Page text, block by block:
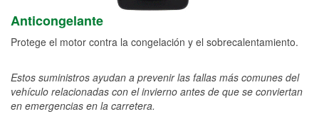
Anticongelante
Protege el motor contra la congelación y el sobrecalentamiento.
Estos suministros ayudan a prevenir las fallas más comunes del
vehículo relacionadas con el invierno antes de que se conviertan
en emergencias en la carretera.